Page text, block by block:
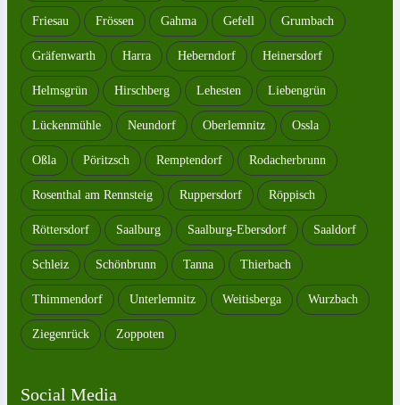
Friesau Frössen Gahma Gefell Grumbach
Gräfenwarth Harra Heberndorf Heinersdorf
Helmsgrün Hirschberg Lehesten Liebengrün
Lückenmühle Neundorf Oberlemnitz Ossla
Oßla Pöritzsch Remptendorf Rodacherbrunn
Rosenthal am Rennsteig Ruppersdorf Röppisch
Röttersdorf Saalburg Saalburg-Ebersdorf Saaldorf
Schleiz Schönbrunn Tanna Thierbach
Thimmendorf Unterlemnitz Weitisberga Wurzbach
Ziegenrück Zoppoten
Social Media